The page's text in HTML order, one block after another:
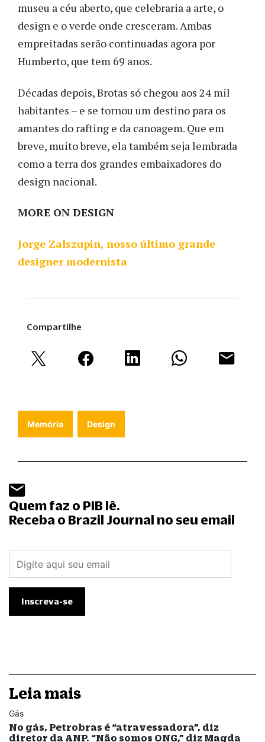
museu a céu aberto, que celebraria a arte, o
design e o verde onde cresceram. Ambas
empreitadas serão continuadas agora por
Humberto, que tem 69 anos.
Décadas depois, Brotas só chegou aos 24 mil
habitantes – e se tornou um destino para os
amantes do rafting e da canoagem. Que em
breve, muito breve, ela também seja lembrada
como a terra dos grandes embaixadores do
design nacional.
MORE ON DESIGN
Jorge Zalszupin, nosso último grande
designer modernista
Compartilhe
Memória Design
Quem faz o PIB lê.
Receba o Brazil Journal no seu email
Leia mais
Gás
No gás, Petrobras é “atravessadora”, diz
diretor da ANP. “Não somos ONG,” diz Magda